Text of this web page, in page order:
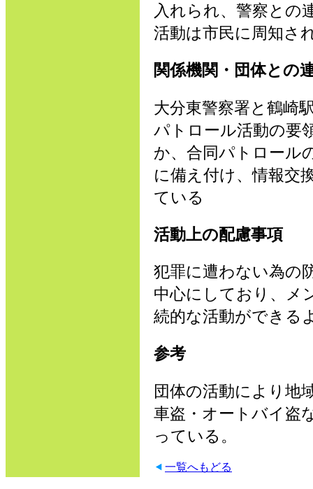
入れられ、警察との
活動は市民に周知さ
関係機関・団体との
大分東警察署と鶴崎
パトロール活動の要
か、合同パトロール
に備え付け、情報交
ている
活動上の配慮事項
犯罪に遭わない為の
中心にしており、メ
続的な活動ができる
参考
団体の活動により地
車盗・オートバイ盗
っている。
一覧へもどる